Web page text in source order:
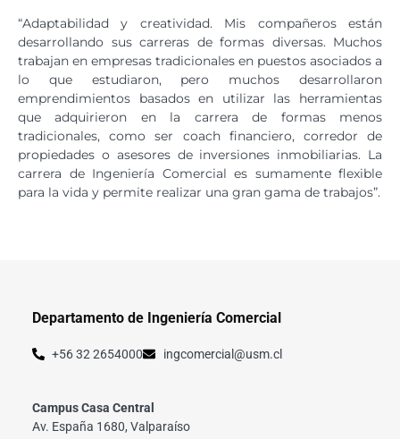
“Adaptabilidad y creatividad. Mis compañeros están
desarrollando sus carreras de formas diversas. Muchos
trabajan en empresas tradicionales en puestos asociados a
lo que estudiaron, pero muchos desarrollaron
emprendimientos basados en utilizar las herramientas
que adquirieron en la carrera de formas menos
tradicionales, como ser coach financiero, corredor de
propiedades o asesores de inversiones inmobiliarias. La
carrera de Ingeniería Comercial es sumamente flexible
para la vida y permite realizar una gran gama de trabajos”.
Departamento de Ingeniería Comercial
+56 32 2654000 ingcomercial@usm.cl
Campus Casa Central
Av. España 1680, Valparaíso